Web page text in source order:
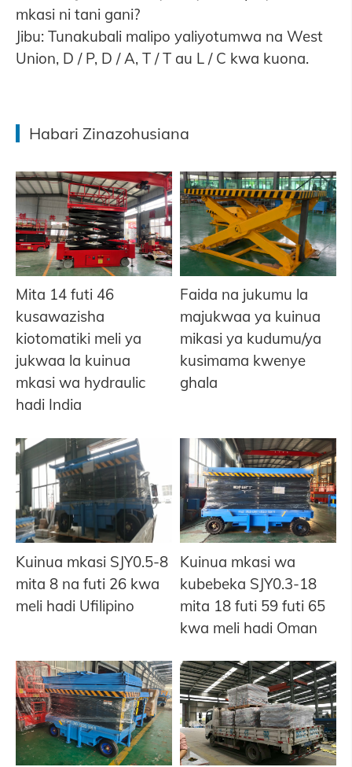
mkasi ni tani gani?
Jibu: Tunakubali malipo yaliyotumwa na West
Union, D / P, D / A, T / T au L / C kwa kuona.
Habari Zinazohusiana
Mita 14 futi 46
kusawazisha
kiotomatiki meli ya
jukwaa la kuinua
mkasi wa hydraulic
hadi India
Faida na jukumu la
majukwaa ya kuinua
mikasi ya kudumu/ya
kusimama kwenye
ghala
Kuinua mkasi SJY0.5-8
mita 8 na futi 26 kwa
meli hadi Ufilipino
Kuinua mkasi wa
kubebeka SJY0.3-18
mita 18 futi 59 futi 65
kwa meli hadi Oman